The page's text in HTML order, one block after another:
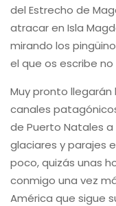
del Estrecho de
atracar en Isla
mirando los
el que os escribe
Muy pronto llegarán
canales
de Puerto Natales
glaciares y parajes
poco, quizás unas
conmigo una vez
América que sigue